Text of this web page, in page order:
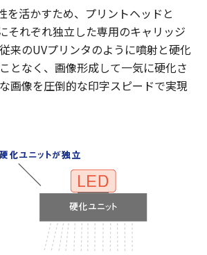
を活かすため、プリントヘッドと
それぞれ独立した専用のキャリッジ
来のUVプリンタのように噴射と硬化
となく、画像形成して一気に硬化さ
画像を圧倒的な印字スピードで実現